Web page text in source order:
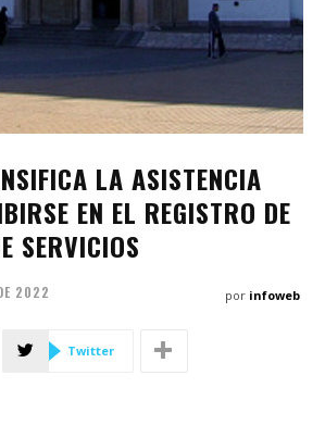
LA ASISTENCIA
EN EL REGISTRO DE
SERVICIOS
2022 por infoweb
Twitter